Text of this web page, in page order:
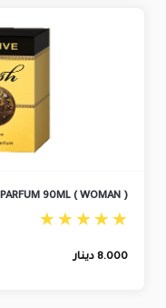
90ML ( WOMAN )
8.000 دينار